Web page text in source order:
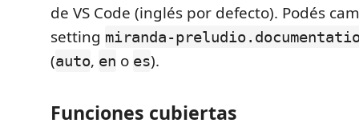
de VS Code (inglés por defecto). Podés
setting miranda-
(auto, en o es).
Funciones cubiertas